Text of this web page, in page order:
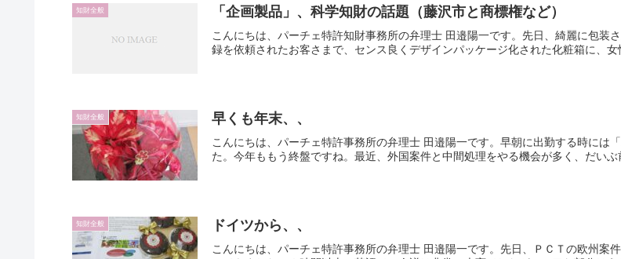
知財全般 「企画製品」、科学知財の話題（藤沢市と商標権など）
こんにちは、パーチェ特許知財事務所の弁理士 田邉陽一です。先日、綺麗に包
録を依頼されたお客さまで、センス良くデザインパッケージ化された化粧箱に、女
知財全般 早くも年末、、
こんにちは、パーチェ特許事務所の弁理士 田邉陽一です。早朝に出勤する時には
た。今年ももう終盤ですね。最近、外国案件と中間処理をやる機会が多く、だいぶ
知財全般 ドイツから、、
こんにちは、パーチェ特許事務所の弁理士 田邉陽一です。先日、ＰＣＴの欧州